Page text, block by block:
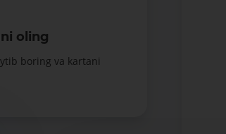
oling
boring va kartani